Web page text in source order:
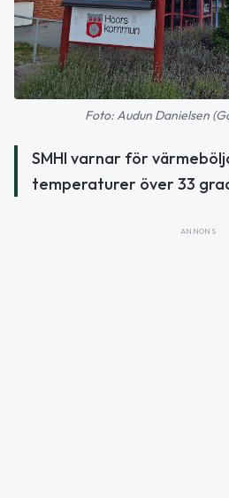
Foto: Audun Danielsen
SMHI varnar för
temperaturer över 33
ANNONS